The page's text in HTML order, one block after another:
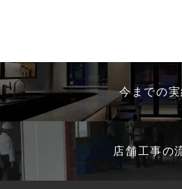
今までの実
店舗工事の